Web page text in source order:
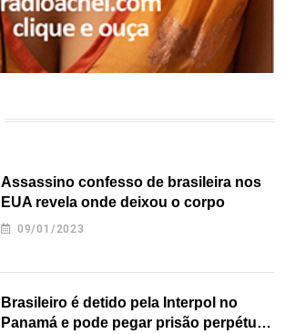
Assassino confesso de brasileira nos
EUA revela onde deixou o corpo
09/01/2023
Brasileiro é detido pela Interpol no
Panamá e pode pegar prisão perpétua